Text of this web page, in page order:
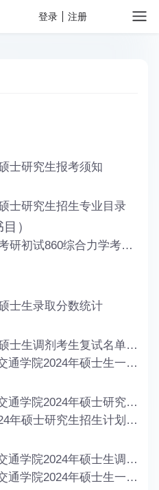
注册
登录
士研究生报考须知
士研究生招生专业目录
）
试860综合力学考试大纲
士生录取分数统计
生调剂考生复试名单公示
年硕士生一志愿考生复试名单公示
年硕士研究生复试工作细则
研究生招生计划调整的公示
年硕士生调剂考生拟录取名单公示
年硕士生一志愿考生拟录取名单公示